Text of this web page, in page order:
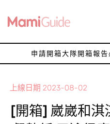
申請開箱大隊開箱報告
上線日期 2023-08-02
[開箱] 崴崴和淇